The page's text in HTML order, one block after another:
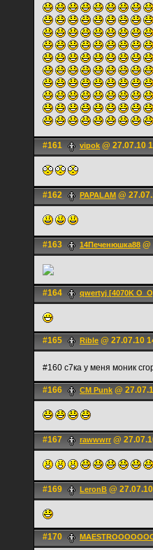
#161 vipok @ 27.07.10
#162 PAPALAM @
#163 14Печенюшка88 @
#164 qwertyj [4070K
#165 Rible @ 27.07.10
#160 с7ка у меня моник
#166 CM Punk @
#167 rawwwrr @
#169 LerоnB @
#170